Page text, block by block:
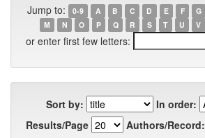
Jump to: 0-9 A B C D E F G
M
N O P Q R S T U V
or enter first few letters:
Sort by:
In order:
Results/Page
Authors/Record: